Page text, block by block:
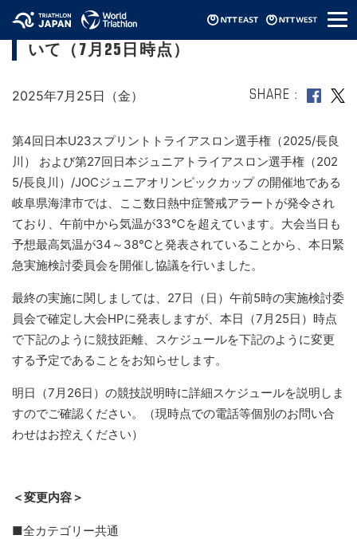
メ
ニ
競技距離ならびにスケジュール変更につ
いて（7月25日時点）
2025年7月25日（金） SHARE
第4回日本U23スプリントトライアスロン選手権（2025/長良
川） および第27回日本ジュニアトライアスロン選手権（202
5/長良川）/JOCジュニアオリンピックカップ の開催地である
岐阜県海津市では、ここ数日熱中症警戒アラートが発令され
ており、午前中から気温が33℃を超えています。大会当日も
予想最高気温が34～38℃と発表されていることから、本日緊
急実施検討委員会を開催し協議を行いました。
最終の実施に関しましては、27日（日）午前5時の実施検討委
員会で確定し大会HPに発表しますが、本日（7月25日）時点
で下記のように競技距離、スケジュールを下記のように変更
する予定であることをお知らせします。
明日（7月26日）の競技説明時に詳細スケジュールを説明しま
すのでご確認ください。（現時点での電話等個別のお問い合
わせはお控えください）
＜変更内容＞
■全カテゴリー共通